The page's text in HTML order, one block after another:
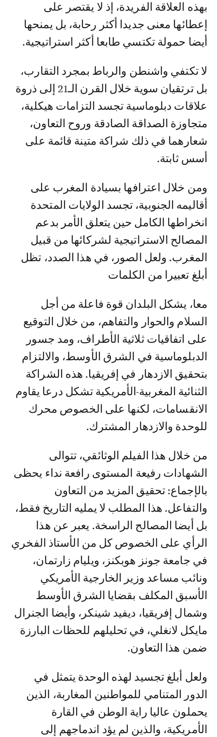
بھذه العلاقة الفریدة، إذ لا یقتصر على
إعطائھا معنى جدیدا أكثر رحابة، بل یمنحھا
أیضا حمولة تكتسي طابعا أكثر استراتیجیة.
لا تكتفي واشنطن والرباط بمجرد التقارب،
بل ترتقیان سویة خلال القرن الـ21 إلى ذروة
علاقات دبلوماسیة تجسد التزامات ھیكلیة،
متجاوزة الصداقة الصادقة وروح التعاون،
شعارھما في ذلك شراكة متینة قائمة على
أسس ثابتة.
ومن خلال اعترافھا بسیادة المغرب على
أقالیمه الجنوبیة، تجسد الولایات المتحدة
انخراطھا الكامل حین یتعلق الأمر بدعم
المصالح الاستراتیجیة لشركائھا من قبیل
المغرب. ولعل الصور، في ھذا الصدد، تظل
أبلغ تعبیرا من الكلمات
معا، یشكل البلدان قوة فاعلة من أجل
السلام والحوار والتفاھم، من خلال التوقیع
على اتفاقیات ثلاثیة الأطراف، ومد جسور
الدبلوماسیة في الشرق الأوسط، والالتزام
بتحقیق الازدھار في إفریقیا. ھذه الشراكة
الثنائیة المغربیة-الأمریكیة تشكل درعا یقاوم
الانقسامات، لكنھا على الخصوص محرك
للوحدة والازدھار المشترك.
من خلال ھذا الفیلم الوثائقي، تتوالى
الشھادات رفیعة المستوى رافعة نداء یحظى
بالإجماع: تحقیق المزید من التعاون
والتفاعل. ھذا المطلب لا یملیه التاریخ فقط،
بل أیضا المصالح الراسخة. یعبر عن ھذا
الرأي على الخصوص كل من الأستاذ الفخري
في جامعة جونز ھوبكنز، ویلیام زارتمان،
ونائب مساعد وزیر الخارجیة الأمریكي
الأسبق المكلف بقضایا الشرق الأوسط
وشمال إفریقیا، دیفید شینكر، وأیضا الجنرال
مایكل لانغلي، في تحلیلھم للحظات البارزة
ضمن ھذا التعاون.
ولعل أبلغ تجسید لھذه الوحدة یتمثل في
الدور المتنامي للمواطنین المغاربة، الذین
یحملون عالیا رایة الوطن في القارة
الأمریكیة، والذین لم یؤد اندماجھم إلى